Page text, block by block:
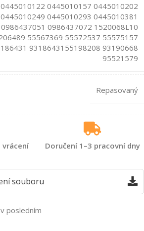
0445010157 0445010202
0445010293 0445010381
0986437072 1520068L10
55567369 55572537 55575157
9318643155198208 93190668
95521579
Repasovaný
vrácení Doručení 1–3 pracovní dny
souboru
posledním